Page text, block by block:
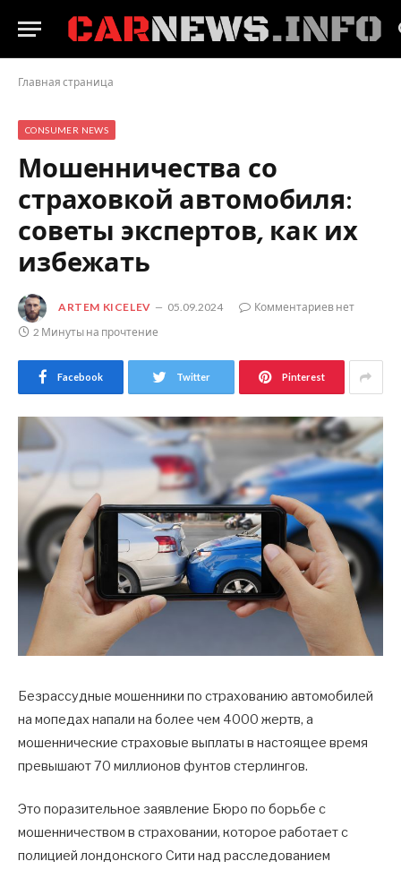
Главная страница
CONSUMER NEWS
Мошенничества со
страховкой автомобиля:
советы экспертов, как их
избежать
ARTEM KICELEV 05.09.2024
Комментариев нет
2 Минуты на прочтение
Facebook Twitter Pinterest
Безрассудные мошенники по страхованию автомобилей
на мопедах напали на более чем 4000 жертв, а
мошеннические страховые выплаты в настоящее время
превышают 70 миллионов фунтов стерлингов.
Это поразительное заявление Бюро по борьбе с
мошенничеством в страховании, которое работает с
полицией лондонского Сити над расследованием